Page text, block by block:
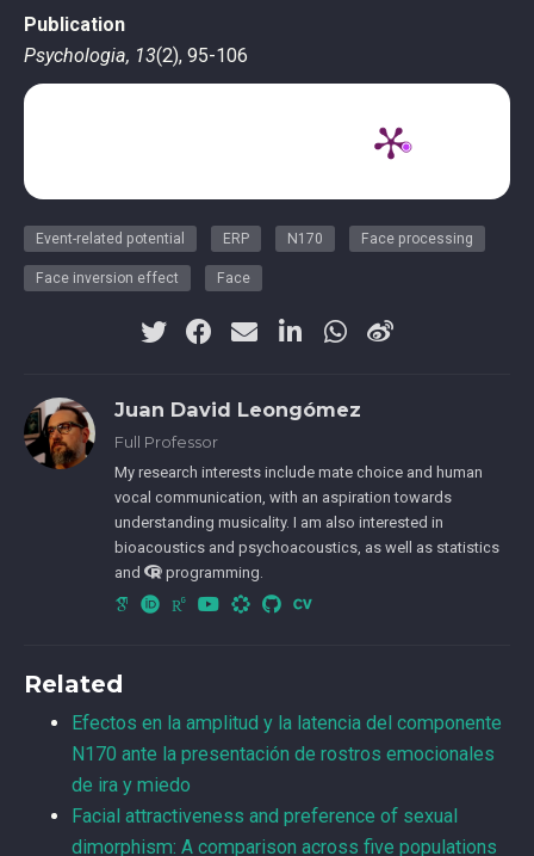
Publication
Psychologia, 13(2), 95-106
Event-related potential ERP N170 Face processing
Face inversion effect Face
Juan David Leongómez
Full Professor
My research interests include mate choice and human
vocal communication, with an aspiration towards
understanding musicality. I am also interested in
bioacoustics and psychoacoustics, as well as statistics
and
programming.
Related
Efectos en la amplitud y la latencia del componente
N170 ante la presentación de rostros emocionales
de ira y miedo
Facial attractiveness and preference of sexual
dimorphism: A comparison across five populations